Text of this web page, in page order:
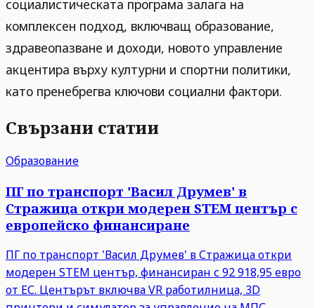
социалистическата програма залага на
комплексен подход, включващ образование,
здравеопазване и доходи, новото управление
акцентира върху културни и спортни политики,
като пренебрегва ключови социални фактори.
Свързани статии
Образование
ПГ по транспорт 'Васил Друмев' в
Стражица откри модерен STEM център с
европейско финансиране
ПГ по транспорт 'Васил Друмев' в Стражица откри
модерен STEM център, финансиран с 92 918,95 евро
от ЕС. Центърът включва VR работилница, 3D